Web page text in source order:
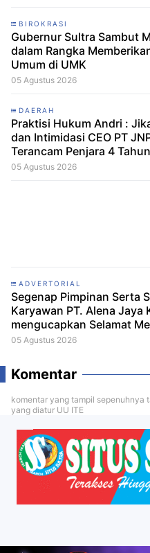
BIROKRASI
Gubernur Sultra Sambut
dalam Rangka
Umum di UMK
05 Agustus 2026
DAERAH
Praktisi Hukum Andri :
dan Intimidasi CEO PT
Terancam Penjara 4 Tahun
05 Agustus 2026
ADVERTORIAL
Segenap Pimpinan Serta
Karyawan PT. Alena Jaya
mengucapkan Selamat
HUT RI ke-81
05 Agustus 2026
Komentar
komentar yang tampil sepenuhnya
yang diatur UU ITE